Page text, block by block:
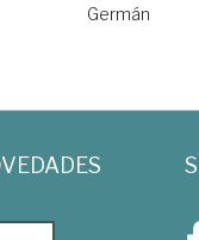
Germán